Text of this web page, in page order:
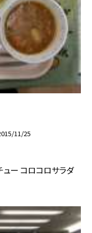
11/25
ュー コロコロサラダ